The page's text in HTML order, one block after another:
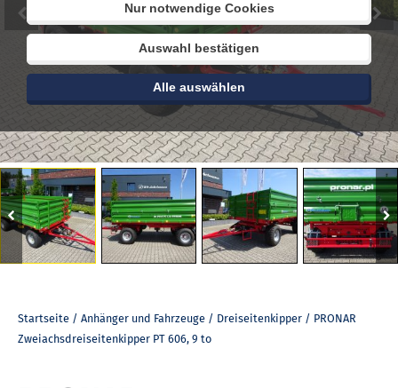
Startseite / Anhänger und Fahrzeuge / Dreiseitenkipper / PRONAR
Zweiachsdreiseitenkipper PT 606, 9 to
Nur notwendige Cookies
Auswahl bestätigen
Alle auswählen